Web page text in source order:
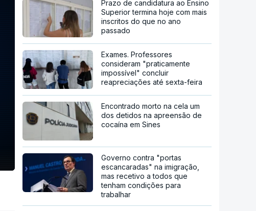
Prazo de candidatura ao Ensino
Superior termina hoje com mais
inscritos do que no ano
passado
Exames. Professores
consideram "praticamente
impossível" concluir
reapreciações até sexta-feira
Encontrado morto na cela um
dos detidos na apreensão de
cocaína em Sines
Governo contra "portas
escancaradas" na imigração,
mas recetivo a todos que
tenham condições para
trabalhar